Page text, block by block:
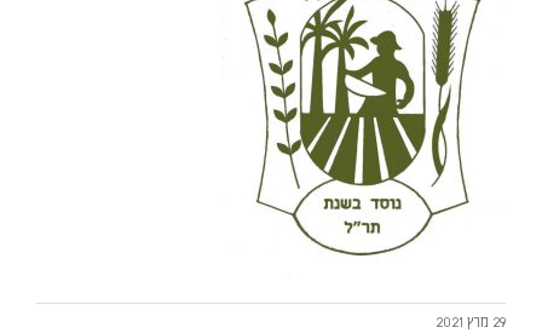
תרומות
צרו קשר
English
29 מרץ 2021